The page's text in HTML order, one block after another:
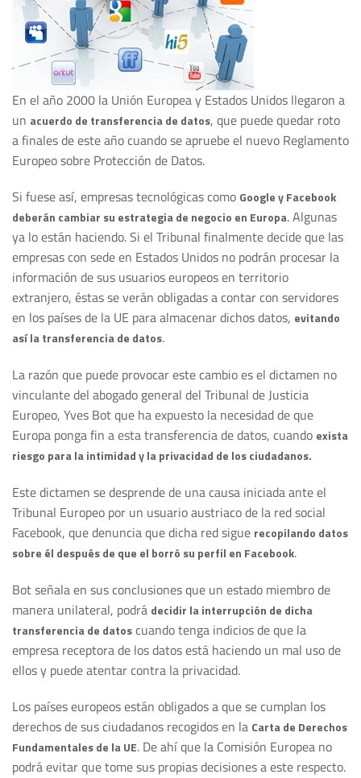
En el año 2000 la Unión Europea y Estados Unidos llegaron a
un acuerdo de transferencia de datos, que puede quedar roto
a finales de este año cuando se apruebe el nuevo Reglamento
Europeo sobre Protección de Datos.
Si fuese así, empresas tecnológicas como Google y Facebook
deberán cambiar su estrategia de negocio en Europa. Algunas
ya lo están haciendo. Si el Tribunal finalmente decide que las
empresas con sede en Estados Unidos no podrán procesar la
información de sus usuarios europeos en territorio
extranjero, éstas se verán obligadas a contar con servidores
en los países de la UE para almacenar dichos datos, evitando
así la transferencia de datos.
La razón que puede provocar este cambio es el dictamen no
vinculante del abogado general del Tribunal de Justicia
Europeo, Yves Bot que ha expuesto la necesidad de que
Europa ponga fin a esta transferencia de datos, cuando exista
riesgo para la intimidad y la privacidad de los ciudadanos.
Este dictamen se desprende de una causa iniciada ante el
Tribunal Europeo por un usuario austriaco de la red social
Facebook, que denuncia que dicha red sigue recopilando datos
sobre él después de que el borró su perfil en Facebook.
Bot señala en sus conclusiones que un estado miembro de
manera unilateral, podrá decidir la interrupción de dicha
transferencia de datoscuando tenga indicios de que la
empresa receptora de los datos está haciendo un mal uso de
ellos y puede atentar contra la privacidad.
Los países europeos están obligados a que se cumplan los
derechos de sus ciudadanos recogidos en la Carta de Derechos
Fundamentales de la UE. De ahí que la Comisión Europea no
podrá evitar que tome sus propias decisiones a este respecto.